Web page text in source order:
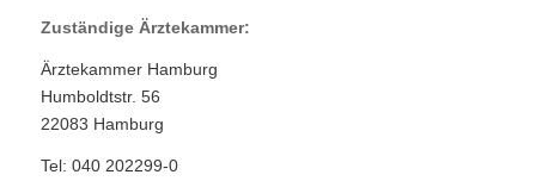
Zuständige Ärztekammer:
Ärztekammer Hamburg
Humboldtstr. 56
22083 Hamburg
Tel: 040 202299-0